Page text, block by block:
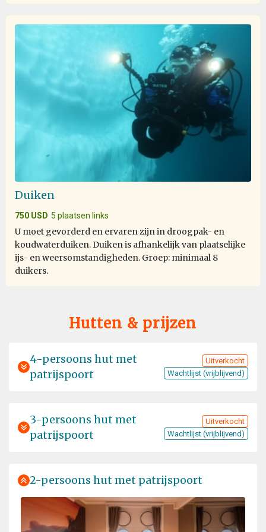
Duiken
750 USD 5 plaatsen links
U moet gevorderd en ervaren zijn in droogpak- en
koudwaterduiken. Duiken is afhankelijk van plaatselijke
ijs- en weersomstandigheden. Groep: minimaal 8
duikers.
Hutten & prijzen
4-persoons hut met
patrijspoort
Uitverkocht
Wachtlijst (vrijblijvend)
3-persoons hut met
patrijspoort
Uitverkocht
Wachtlijst (vrijblijvend)
2-persoons hut met patrijspoort